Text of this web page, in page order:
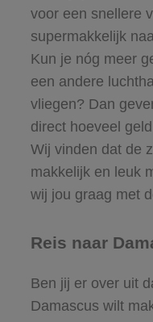
voor een snellere
supermakkelijk
Kun je nóg meer
een andere
vliegen? Dan
direct hoeveel
Wij vinden dat de
makkelijk en leuk
wij jou graag met
Reis naar
Ben jij er over uit
Damascus wilt